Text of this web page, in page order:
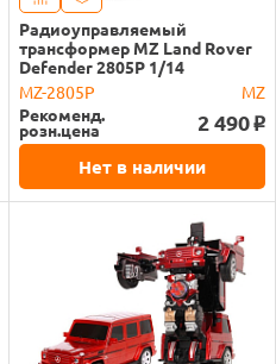
Радиоуправляемый
трансформер MZ Land Rover
Defender 2805P 1/14
MZ-2805P
MZ
Рекоменд.
розн.цена 2 490 o
Нет в наличии